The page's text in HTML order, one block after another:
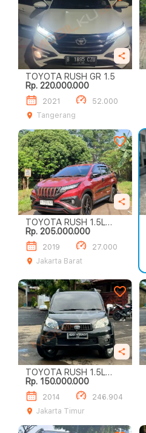
TOYOTA RUSH GR 1.5
Rp. 220.000.000
2021
52.000
Tangerang
TOYOTA RUSH 1.5L
TRD SPORTIVO A/T
Rp. 205.000.000
2019
27.000
Jakarta Barat
TOYOTA RUSH 1.5L
TRD SPORTIVO A/T
Rp. 150.000.000
2014
246.904
Jakarta Timur